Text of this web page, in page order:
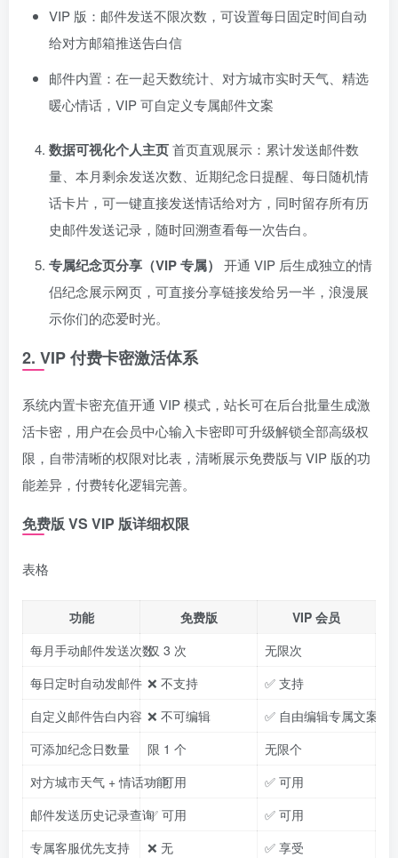
VIP 版：邮件发送不限次数，可设置每日固定时间自动
给对方邮箱推送告白信
邮件内置：在一起天数统计、对方城市实时天气、精选
暖心情话，VIP 可自定义专属邮件文案
数据可视化个人主页首页直观展示：累计发送邮件数
量、本月剩余发送次数、近期纪念日提醒、每日随机情
话卡片，可一键直接发送情话给对方，同时留存所有历
史邮件发送记录，随时回溯查看每一次告白。
专属纪念页分享（VIP 专属）
开通 VIP 后生成独立的情
侣纪念展示网页，可直接分享链接发给另一半，浪漫展
示你们的恋爱时光。
2. VIP 付费卡密激活体系
系统内置卡密充值开通 VIP 模式，站长可在后台批量生成激
活卡密，用户在会员中心输入卡密即可升级解锁全部高级权
限，自带清晰的权限对比表，清晰展示免费版与 VIP 版的功
能差异，付费转化逻辑完善。
免费版 VS VIP 版详细权限
表格
功能 免费版
VIP 会员
每月手动邮件发送次数仅 3 次
无限次
每日定时自动发邮件 ❌ 不支持
✅ 支持
自定义邮件告白内容 ❌ 不可编辑
✅ 自由编辑专属文案
可添加纪念日数量
限 1 个
无限个
对方城市天气 + 情话功能
✅ 可用
✅ 可用
邮件发送历史记录查询✅ 可用
✅ 可用
专属客服优先支持
❌ 无
✅ 享受